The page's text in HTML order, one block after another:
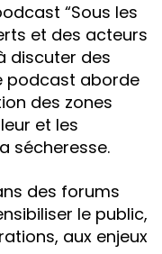
“Sous les
et des acteurs
discuter des
podcast aborde
des zones
et les
sécheresse.
des forums
le public,
aux enjeux